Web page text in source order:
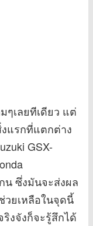
ๆเลยทีเดียว แต่
แรกที่แตกต่าง
GSX-
น ซึ่งมันจะส่งผล
วยเหลือในจุดนี้
งจังก็จะรู้สึกได้